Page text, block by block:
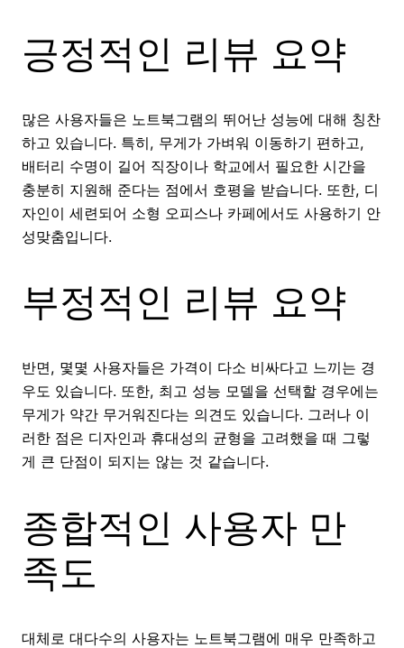
긍정적인 리뷰 요약
많은 사용자들은 노트북그램의 뛰어난 성능에 대해 칭찬
하고 있습니다. 특히, 무게가 가벼워 이동하기 편하고,
배터리 수명이 길어 직장이나 학교에서 필요한 시간을
충분히 지원해 준다는 점에서 호평을 받습니다. 또한, 디
자인이 세련되어 소형 오피스나 카페에서도 사용하기 안
성맞춤입니다.
부정적인 리뷰 요약
반면, 몇몇 사용자들은 가격이 다소 비싸다고 느끼는 경
우도 있습니다. 또한, 최고 성능 모델을 선택할 경우에는
무게가 약간 무거워진다는 의견도 있습니다. 그러나 이
러한 점은 디자인과 휴대성의 균형을 고려했을 때 그렇
게 큰 단점이 되지는 않는 것 같습니다.
종합적인 사용자 만
족도
대체로 대다수의 사용자는 노트북그램에 매우 만족하고